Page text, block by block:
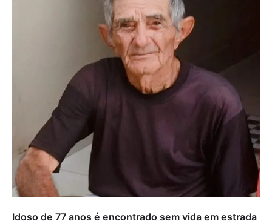
Idoso de 77 anos é encontrado sem vida em estrada